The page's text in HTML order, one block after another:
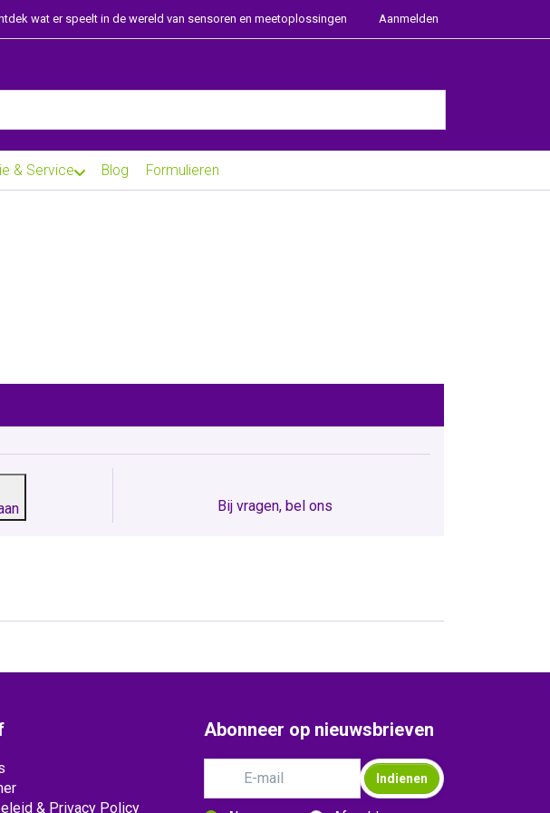
wat er speelt in de wereld van sensoren en meetoplossingen Aanmelden
& Service Blog Formulieren
Bij vragen, bel ons
& Privacy Policy
Abonneer op nieuwsbrieven
Indienen